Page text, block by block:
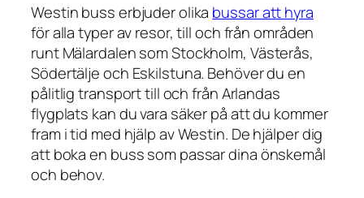
Westin buss erbjuder olika bussar att hyra
för alla typer av resor, till och från områden
runt Mälardalen som Stockholm, Västerås,
Södertälje och Eskilstuna. Behöver du en
pålitlig transport till och från Arlandas
flygplats kan du vara säker på att du kommer
fram i tid med hjälp av Westin. De hjälper dig
att boka en buss som passar dina önskemål
och behov.